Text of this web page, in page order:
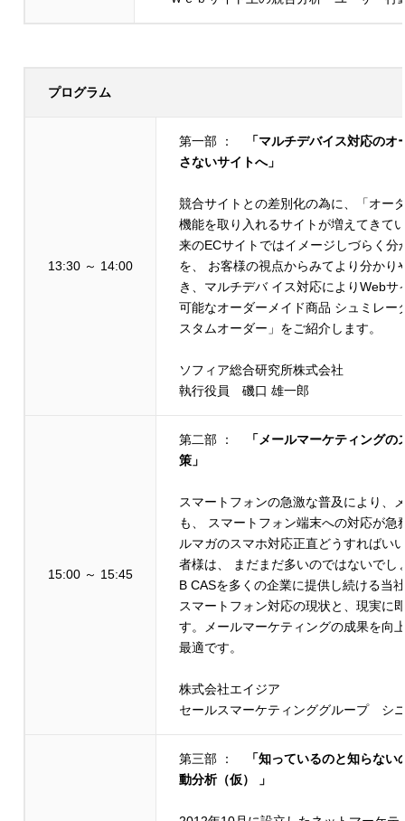
プログラム
13:30 ～ 14:00
第一部 ：
「マルチデバイス対応の
さないサイトへ」
競合サイトとの差別化の為に、「オー
機能を取り入れるサイトが増えてきて
来のECサイトではイメージしづらく
を、 お客様の視点からみてより分かり
き、マルチデバ イス対応によりWeb
可能なオーダーメイド商品 シュミレー
スタムオーダー」をご紹介します。
ソフィア総合研究所株式会社
執行役員 磯口 雄一郎
15:00 ～ 15:45
第二部 ：
「メールマーケティング
策」
スマートフォンの急激な普及により、
も、 スマートフォン端末への対応が
ルマガのスマホ対応正直どうすればい
者様は、 まだまだ多いのではないでし
B CASを多くの企業に提供し続ける当
スマートフォン対応の現状と、現実に
す。メールマーケティングの成果を向
最適です。
株式会社エイジア
セールスマーケティンググループ シ
第三部 ：
「知っているのと知らな
動分析（仮） 」